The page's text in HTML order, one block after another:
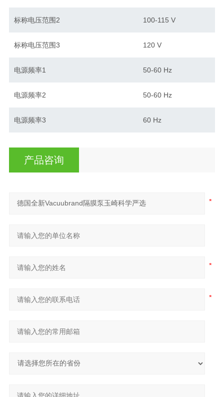
标称电压范围2 100-115 V
标称电压范围3 120 V
电源频率1 50-60 Hz
电源频率2 50-60 Hz
电源频率3 60 Hz
产品咨询